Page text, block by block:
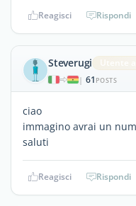
Reagisci Rispondi
Steverugi Utente
| 61 POSTS
ciao
immagino avrai un
saluti
Reagisci Rispondi